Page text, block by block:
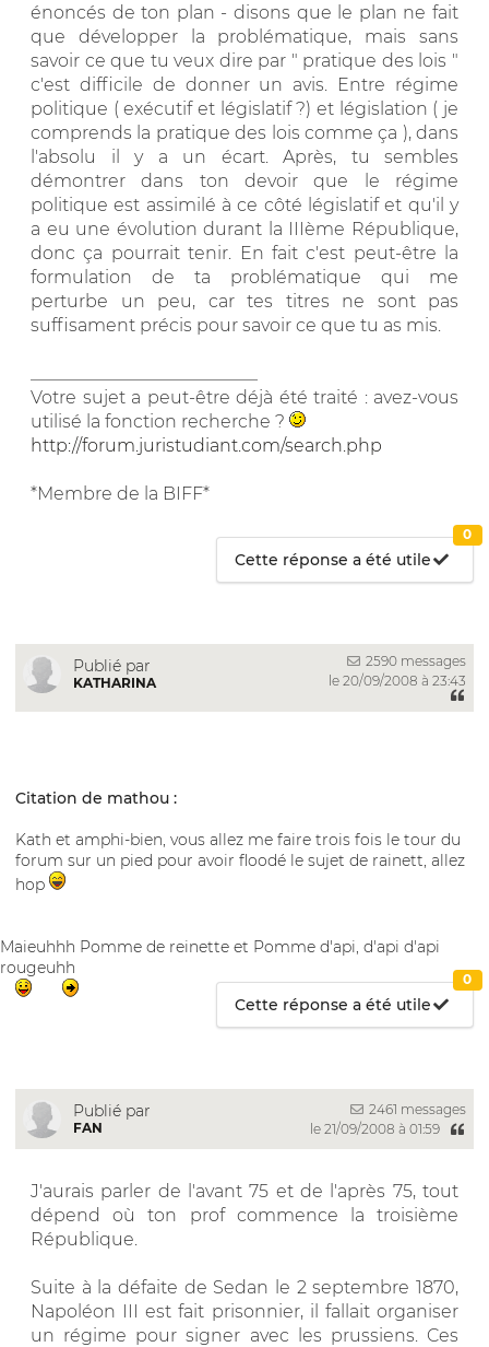
énoncés de ton plan - disons que le plan ne fait
que développer la problématique, mais sans
savoir ce que tu veux dire par " pratique des lois "
c'est difficile de donner un avis. Entre régime
politique ( exécutif et législatif ?) et législation ( je
comprends la pratique des lois comme ça ), dans
l'absolu il y a un écart. Après, tu sembles
démontrer dans ton devoir que le régime
politique est assimilé à ce côté législatif et qu'il y
a eu une évolution durant la IIIème République,
donc ça pourrait tenir. En fait c'est peut-être la
formulation de ta problématique qui me
perturbe un peu, car tes titres ne sont pas
suffisament précis pour savoir ce que tu as mis.
Votre sujet a peut-être déjà été traité : avez-vous
utilisé la fonction recherche ?
http://forum.juristudiant.com/search.php
*Membre de la BIFF*
Cette réponse a été utile
0
Publié par
KATHARINA
2590 messages
le 20/09/2008 à 23:43
Citation de mathou :
Kath et amphi-bien, vous allez me faire trois fois le tour du
forum sur un pied pour avoir floodé le sujet de rainett, allez
hop
Maieuhhh Pomme de reinette et Pomme d'api, d'api d'api
rougeuhh
Cette réponse a été utile
0
Publié par
FAN
2461 messages
le 21/09/2008 à 01:59
J'aurais parler de l'avant 75 et de l'après 75, tout
dépend où ton prof commence la troisième
République.
Suite à la défaite de Sedan le 2 septembre 1870,
Napoléon III est fait prisonnier, il fallait organiser
un régime pour signer avec les prussiens. Ces